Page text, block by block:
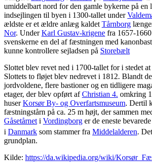
umiddelbart nord for den gamle bykerne på en
indsejlingen til byen i 1300-tallet under
ældste er et ældre anlæg kaldet Tårnborg
Nor. UnderKarl Gustav-krigene fra 1657-
svenskerne en del af fæstningen med
kunne kontrollere sejladsen på Storebælt
Slottet blev revet ned i 1700-tallet for i stedet at
Slottets to fløjet blev nedrevet i 1812. Blandt
jordvoldene, flere bastioner og en tidligere
etager, der blev opført afChristian 4. omkring
huserKorsør By- og Overfartsmuseum. Dertil
fæstningstårn på ca. 25 m højt, der sammen
Gåsetårnet i Vordingborg er de eneste
i Danmark som stammer fra Middelalderen.
grundplan.
Kilde: https://da.wikipedia.org/wiki/